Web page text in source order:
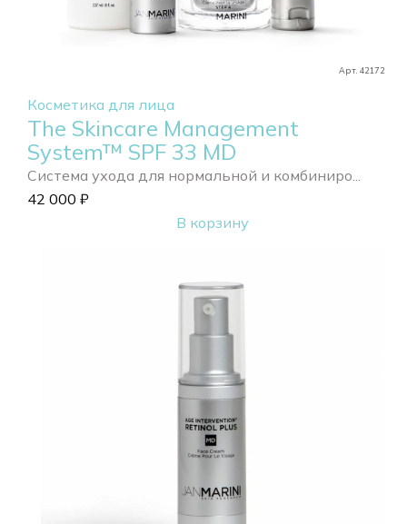
Арт. 42172
Косметика для лица
The Skincare Management
System™ SPF 33 MD
Система ухода для нормальной и комбиниро...
42 000 ₽
В корзину